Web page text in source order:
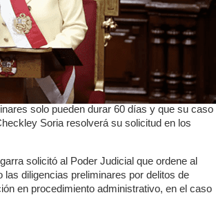
solo pueden durar 60 días y que su caso
Soria resolverá su solicitud en los
solicitó al Poder Judicial que ordene al
diligencias preliminares por delitos de
en procedimiento administrativo, en el caso